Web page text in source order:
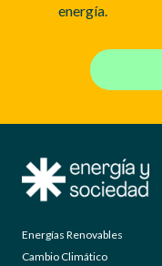
energía.
Energías Renovables
Cambio Climático